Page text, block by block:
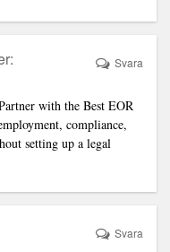
with the Best EOR
compliance,
setting up a legal
Svara
Svara